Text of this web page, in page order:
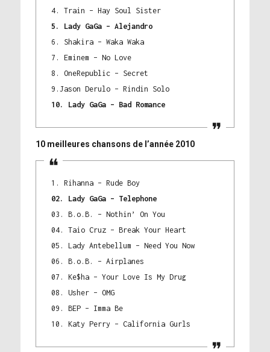
4. Train – Hay Soul Sister
5. Lady GaGa – Alejandro
6. Shakira – Waka Waka
7. Eminem – No Love
8. OneRepublic – Secret
9.Jason Derulo – Rindin Solo
10. Lady GaGa – Bad Romance
10 meilleures chansons de l’année 2010
1. Rihanna – Rude Boy
02. Lady GaGa – Telephone
03. B.o.B. – Nothin’ On You
04. Taio Cruz – Break Your Heart
05. Lady Antebellum – Need You Now
06. B.o.B. – Airplanes
07. Ke$ha – Your Love Is My Drug
08. Usher – OMG
09. BEP – Imma Be
10. Katy Perry – California Gurls